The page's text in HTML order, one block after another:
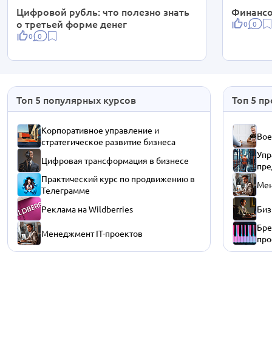
Цифровой рубль: что полезно знать
о третьей форме денег
0 0
0 0
Топ 5 популярных курсов
Корпоративное управление и
стратегическое развитие бизнеса
Цифровая трансформация в бизнесе
Практический курс по продвижению в
Телеграмме
Реклама на Wildberries
Менеджмент IT-проектов
Топ 5